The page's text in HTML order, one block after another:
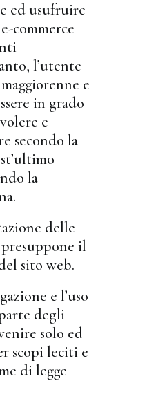
ed usufruire
commerce
l’utente
e
in grado
e
secondo la
la
delle
il
sito web.
e l’uso
degli
solo ed
scopi leciti e
di legge